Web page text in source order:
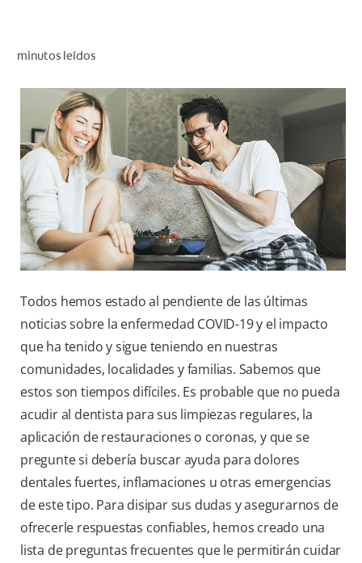
PARA PROFESIONALES
EC (ES)
SUSCRÍBETE
minutos leídos
Todos hemos estado al pendiente de las últimas
noticias sobre la enfermedad COVID-19 y el impacto
que ha tenido y sigue teniendo en nuestras
comunidades, localidades y familias. Sabemos que
estos son tiempos difíciles. Es probable que no pueda
acudir al dentista para sus limpiezas regulares, la
aplicación de restauraciones o coronas, y que se
pregunte si debería buscar ayuda para dolores
dentales fuertes, inflamaciones u otras emergencias
de este tipo. Para disipar sus dudas y asegurarnos de
ofrecerle respuestas confiables, hemos creado una
lista de preguntas frecuentes que le permitirán cuidar